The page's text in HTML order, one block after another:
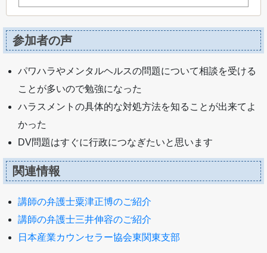
参加者の声
パワハラやメンタルヘルスの問題について相談を受ける
ことが多いので勉強になった
ハラスメントの具体的な対処方法を知ることが出来てよ
かった
DV問題はすぐに行政につなぎたいと思います
関連情報
講師の弁護士粟津正博のご紹介
講師の弁護士三井伸容のご紹介
日本産業カウンセラー協会東関東支部